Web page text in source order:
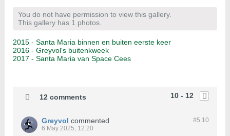
You do not have permission to view this gallery.
This gallery has 1 photos.
2015 - Santa Maria binnen en buiten eerste keer
2016 - Greyvol's buitenkweek
2017 - Santa Maria van Space Cees
10 - 12
12 comments
#5.10
Greyvol commented
6 May 2025, 12:20